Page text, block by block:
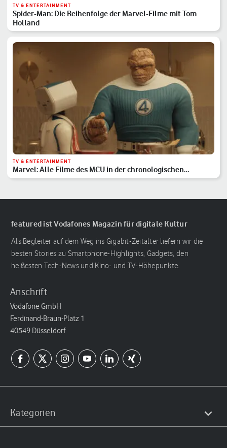
TV & ENTERTAINMENT
Spider-Man: Die Reihenfolge der Marvel-Filme mit Tom
Holland
TV & ENTERTAINMENT
Marvel: Alle Filme des MCU in der chronologischen
Reihenfolge
featured ist Vodafones Magazin für digitale Kultur
Als Begleiter auf dem Weg ins Gigabit-Zeitalter liefern wir die
besten Stories zu Smartphone-Highlights, Gadgets, den
heißesten Tech-News und Kino- und TV-Höhepunkte.
Anschrift
Vodafone GmbH
Ferdinand-Braun-Platz 1
40549 Düsseldorf
Kategorien